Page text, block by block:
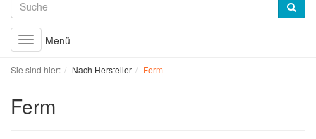
Toggle
navigation
Menü
Sie sind hier: Nach Hersteller Ferm
Ferm